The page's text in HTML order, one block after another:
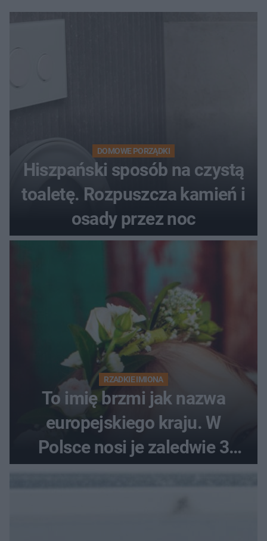
DOMOWE PORZĄDKI
Hiszpański sposób na czystą
toaletę. Rozpuszcza kamień i
osady przez noc
RZADKIE IMIONA
To imię brzmi jak nazwa
europejskiego kraju. W
Polsce nosi je zaledwie 3